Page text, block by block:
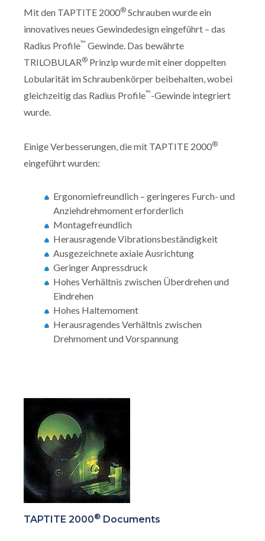
Mit den TAPTITE 2000® Schrauben wurde ein
innovatives neues Gewindedesign eingeführt – das
Radius Profile™ Gewinde. Das bewährte
TRILOBULAR® Prinzip wurde mit einer doppelten
Lobularität im Schraubenkörper beibehalten, wobei
gleichzeitig das Radius Profile™-Gewinde integriert
wurde.
Einige Verbesserungen, die mit TAPTITE 2000®
eingeführt wurden:
Ergonomiefreundlich – geringeres Furch- und
Anziehdrehmoment erforderlich
Montagefreundlich
Herausragende Vibrationsbeständigkeit
Ausgezeichnete axiale Ausrichtung
Geringer Anpressdruck
Hohes Verhältnis zwischen Überdrehen und
Eindrehen
Hohes Haltemoment
Herausragendes Verhältnis zwischen
Drehmoment und Vorspannung
TAPTITE 2000® Documents